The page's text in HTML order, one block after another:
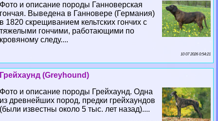
Фото и описание породы Ганноверская
гончая. Выведена в Ганновере (Германия)
в 1820 скрещиванием кельтских гончих с
тяжелыми гончими, работающими по
кровяному следу....
10 07 2026 0:54:21
Грейхаунд (Greyhound)
Фото и описание породы Грейхаунд. Одна
из древнейших пород, предки грейхаундов
(были известны около 5 тыс. лет назад)....